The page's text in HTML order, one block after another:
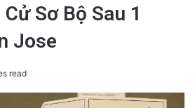
Sơ Bộ Sau 1
Jose
read